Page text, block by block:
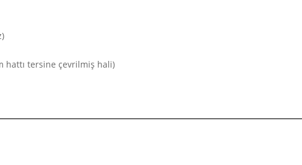
hattı tersine çevrilmiş hali)